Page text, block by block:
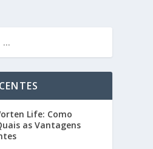
Life: Como
as Vantagens